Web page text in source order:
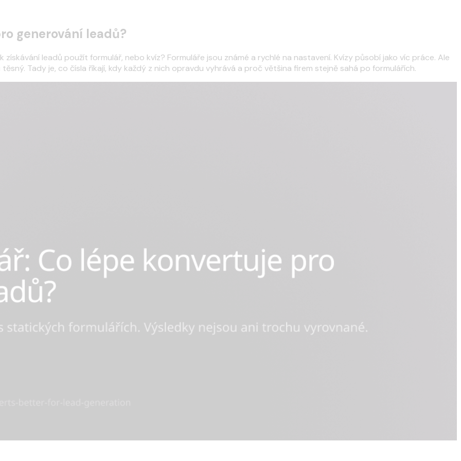
generování leadů?
leadů použít formulář, nebo kvíz? Formuláře jsou známé a rychlé na nastavení. Kvízy působí jako víc práce. Ale
Tady je, co čísla říkají, kdy každý z nich opravdu vyhrává a proč většina firem stejně sahá po formulářích.